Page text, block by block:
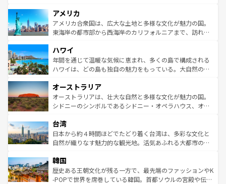
ンツ一覧を参照してほしい。
の建物がそのまま残る町や、スイスならではのユニークな
博物館もあり、アルプス観光だけでなく町歩きも満喫する
ことができる。国民の所得が高いため物価も高いが、旅行
ば市内交通費無料で観光を楽しむこともできる。 なお、新
着のスイス情報はコンテンツ一覧 を参照してほしい。
アメリカ
アメリカ合衆国は、広大な土地と多様な文化が魅力の国。
東海岸の都市部から西海岸のカリフォルニアまで、訪れる
のような巨大都市は、観光、ショッピング、エンターテイ
ンメントが詰まった刺激的なスポットだ。一方、アメリカ
西部には大自然が広がり、グランドキャニオンやイエロー
部のニューオーリンズでは、音楽と美食が融合した独特の
文化が魅力。旅行者はアメリカの各地域で異なる魅力を楽
しみながら、その多様性と豊かな歴史を感じることができ
ならではの贅沢な旅のスタイルだ。 なお、新着のアメリカ
情報はコンテンツ一覧を参照してほしい。
ハワイ
年間を通じて温暖な気候に恵まれ、多くの島で構成される
ハワイは、どの島も独自の魅力をもっている。大自然の神
ワイ島は見逃せない。また、定番の観光地といえばオアフ
島だが、静かな自然を求めるならマウイ島やカウアイ島が
おすすめ。エメラルドグリーンに輝く海をはじめ、豊かな
れるおもてなしの心で訪れる人々を迎えてくれるハワイの
人々、おいしいローカルフードやハワイアンミュージッ
ク、伝統的なフラダンスなど、すべてがハワイの魅力を彩
ワイを、存分に味わってほしい。 なお、新着のハワイ情報
はコンテンツ一覧を参照してほしい。
オーストラリア
オーストラリアは、壮大な自然と多様な文化が魅力の国。
シドニーのシンボルであるシドニー・オペラハウス、オー
リアリーフや大陸中央部にそびえるウルル（エアーズロッ
ク）、タスマニアの美しい原生林やケアンズの熱帯雨林な
ど、見どころがたくさん。また、カフェやワイン、オージ
いる。アクティビティも充実しており、サーフィンやダイ
ビング、ハイキングなど、アウトドア好きにはたまらな
い。オーストラリアの多彩な魅力を存分に味わいつくそ
台湾
日本から約４時間ほどでたどり着く台湾は、多彩な文化と
自然が織りなす魅力的な観光地。活気あふれる大都市の台
ン）、静ひつな山岳地帯である台湾東部など、都市の喧騒
と山間の静けさが共存しており、訪れる人に新しい発見と
驚きをもたらしてくれる。また、奥深い台湾の食文化も魅
韓国
歴史ある王朝文化が残る一方で、最先端のファッションやK
-POPで世界を席巻している韓国。首都ソウルの宮殿や伝統